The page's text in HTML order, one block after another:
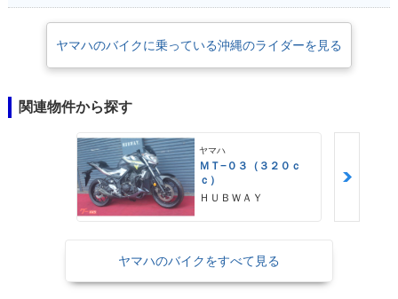
ヤマハのバイクに乗っている沖縄のライダーを見る
関連物件から探す
ヤマハ
ＭＴ−０３（３２０ｃ
ｃ）
ＨＵＢＷＡＹ
ヤマハのバイクをすべて見る